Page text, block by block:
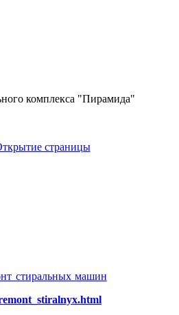
комплекса "Пирамида"